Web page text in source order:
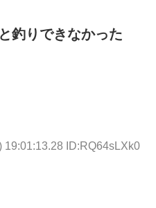
釣りできなかった
19:01:13.28 ID:RQ64sLXk0